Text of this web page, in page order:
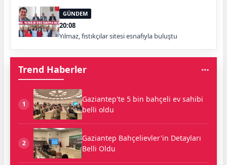
GÜNDEM
20:08
Yılmaz, fıstıkçılar sitesi esnafıyla buluştu
Trend Haberler
1
Gaziantep'te 5 bin bahçeli ev sahibi
belli oldu
2
Gaziantep Bahçelievler'in Detayları
Belli Oldu